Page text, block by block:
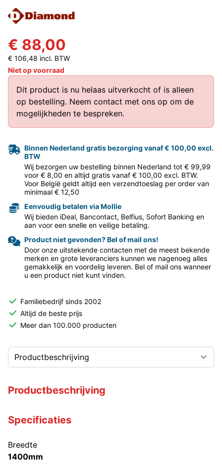
€ 88,00
€ 106,48 incl. BTW
Niet op voorraad
Dit product is nu helaas uitverkocht of is alleen
op bestelling. Neem contact met ons op om de
mogelijkheden te bespreken.
Binnen Nederland gratis bezorging vanaf € 100,00 excl.
BTW
Wij bezorgen uw bestelling binnen Nederland tot € 99,99
voor € 8,00 en altijd gratis vanaf € 100,00 excl. BTW.
Voor België geldt altijd een verzendtoeslag per order van
minimaal € 12,50
Eenvoudig betalen via Mollie
Wij bieden iDeal, Bancontact, Belfius, Sofort Banking en
aan voor een snelle en veilige betaling.
Product niet gevonden? Bel of mail ons!
Door onze uitstekende contacten met de meest bekende
merken en grote leveranciers kunnen we nagenoeg alles
gemakkelijk en voordelig leveren. Bel of mail ons wanneer
u een product niet kunt vinden.
Familiebedrijf sinds 2002
Altijd de beste prijs
Meer dan 100.000 producten
Productbeschrijving
Specificaties
Breedte
1400mm